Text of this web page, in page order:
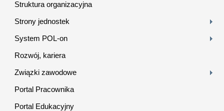
Struktura organizacyjna
Strony jednostek
System POL-on
Rozwój, kariera
Związki zawodowe
Portal Pracownika
Portal Edukacyjny